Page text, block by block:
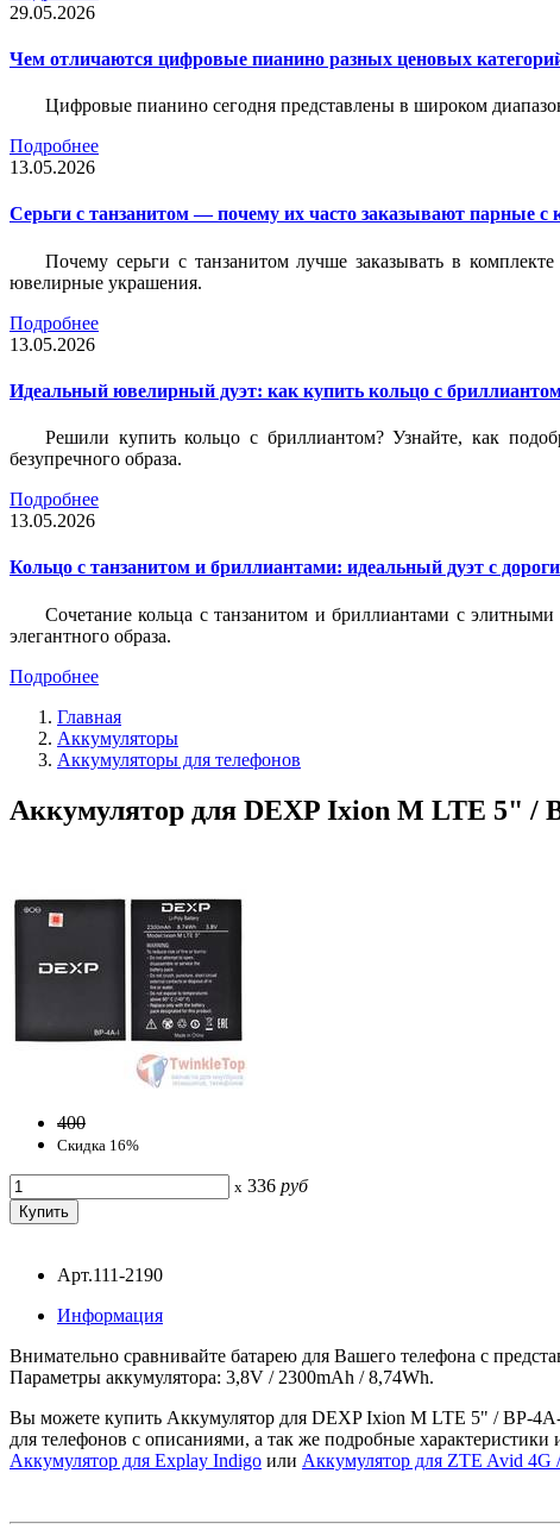
29.05.2026
Чем отличаются цифровые пианино разных ценовых
Цифровые пианино сегодня представлены в широком
Подробнее
13.05.2026
Серьги с танзанитом — почему их часто заказывают парные с
Почему серьги с танзанитом лучше заказывать в
ювелирные украшения.
Подробнее
13.05.2026
Идеальный ювелирный дуэт: как купить кольцо с
Решили купить кольцо с бриллиантом? Узнайте, как
безупречного образа.
Подробнее
13.05.2026
Кольцо с танзанитом и бриллиантами: идеальный дуэт с
Сочетание кольца с танзанитом и бриллиантами с
элегантного образа.
Подробнее
Главная
Аккумуляторы
Аккумуляторы для телефонов
Аккумулятор для DEXP Ixion M LTE 5" /
400
Скидка 16%
x 336 руб
Арт.111-2190
Информация
Внимательно сравнивайте батарею для Вашего телефона с
Параметры аккумулятора: 3,8V / 2300mAh / 8,74Wh.
Вы можете купить Аккумулятор для DEXP Ixion M LTE 5" / BP-
для телефонов с описаниями, а так же подробные
Аккумулятор для Explay Indigo или Аккумулятор для ZTE Avid 4G